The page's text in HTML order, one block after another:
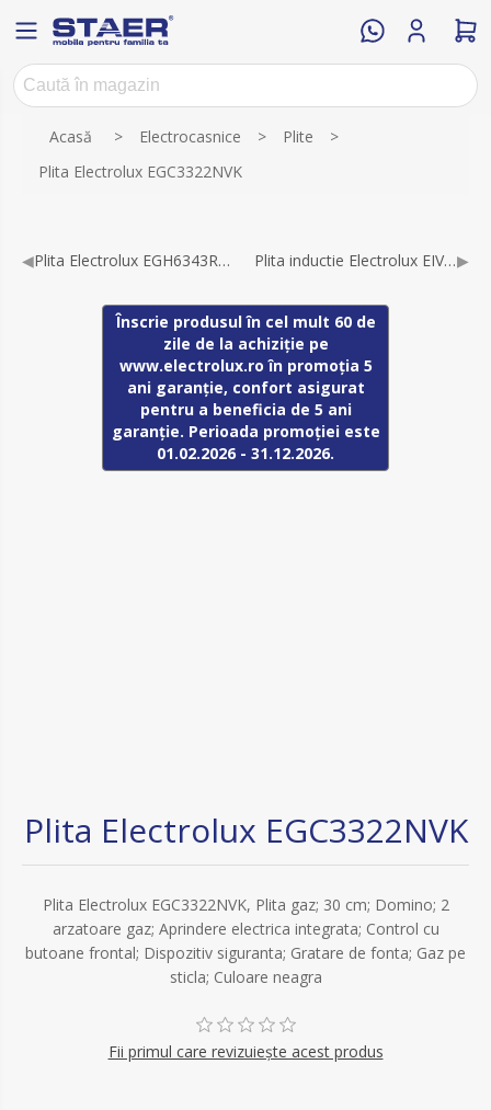
Acasă > Electrocasnice > Plite
>
Plita Electrolux EGC3322NVK
◀ Plita Electrolux EGH6343RON Plita inductie Electrolux EIV634▶
Înscrie produsul în cel mult 60 de
zile de la achiziție pe
www.electrolux.ro în promoția 5
ani garanție, confort asigurat
pentru a beneficia de 5 ani
garanție. Perioada promoției este
01.02.2026 - 31.12.2026.
Plita Electrolux EGC3322NVK
Plita Electrolux EGC3322NVK, Plita gaz; 30 cm; Domino; 2
arzatoare gaz; Aprindere electrica integrata; Control cu
butoane frontal; Dispozitiv siguranta; Gratare de fonta; Gaz pe
sticla; Culoare neagra
Fii primul care revizuiește acest produs
Numele atributului Valoarea atributului